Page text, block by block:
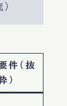
件（抜
）